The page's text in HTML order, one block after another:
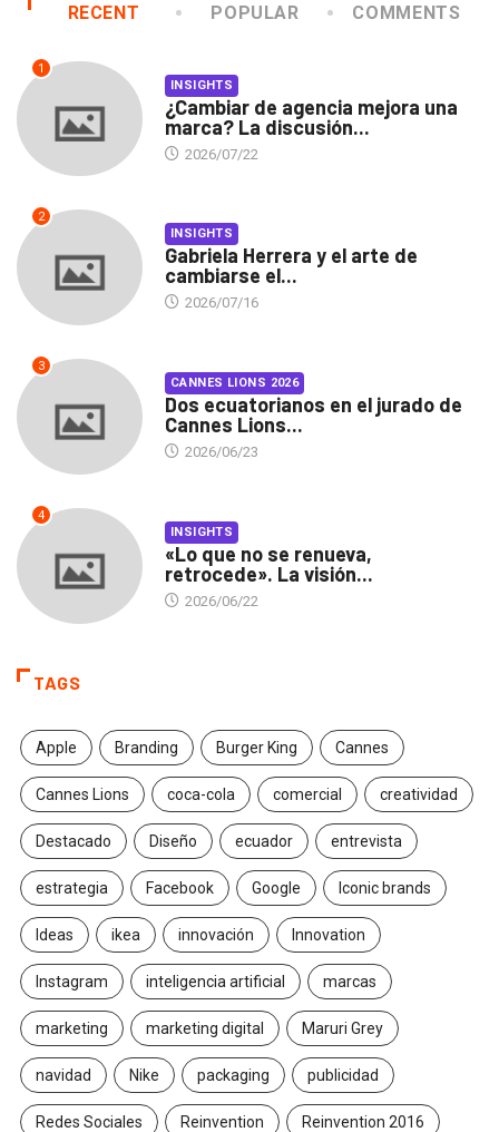
RECENT POPULAR COMMENTS
1
INSIGHTS
¿Cambiar de agencia mejora una
marca? La discusión...
2026/07/22
2
INSIGHTS
Gabriela Herrera y el arte de
cambiarse el...
2026/07/16
3
CANNES LIONS 2026
Dos ecuatorianos en el jurado de
Cannes Lions...
2026/06/23
4
INSIGHTS
«Lo que no se renueva,
retrocede». La visión...
2026/06/22
TAGS
Apple Branding Burger King Cannes
Cannes Lions coca-cola comercial creatividad
Destacado Diseño ecuador entrevista
estrategia Facebook Google Iconic brands
Ideas ikea innovación Innovation
Instagram inteligencia artificial marcas
marketing marketing digital Maruri Grey
navidad Nike packaging publicidad
Redes Sociales Reinvention Reinvention 2016